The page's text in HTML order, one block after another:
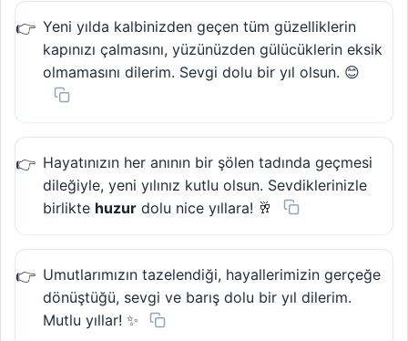
Yeni yılda kalbinizden geçen tüm güzelliklerin
kapınızı çalmasını, yüzünüzden gülücüklerin eksik
olmamasını dilerim. Sevgi dolu bir yıl olsun. 😊
Hayatınızın her anının bir şölen tadında geçmesi
dileğiyle, yeni yılınız kutlu olsun. Sevdiklerinizle
birlikte huzur dolu nice yıllara! 🥂
Umutlarımızın tazelendiği, hayallerimizin gerçeğe
dönüştüğü, sevgi ve barış dolu bir yıl dilerim.
Mutlu yıllar! ✨